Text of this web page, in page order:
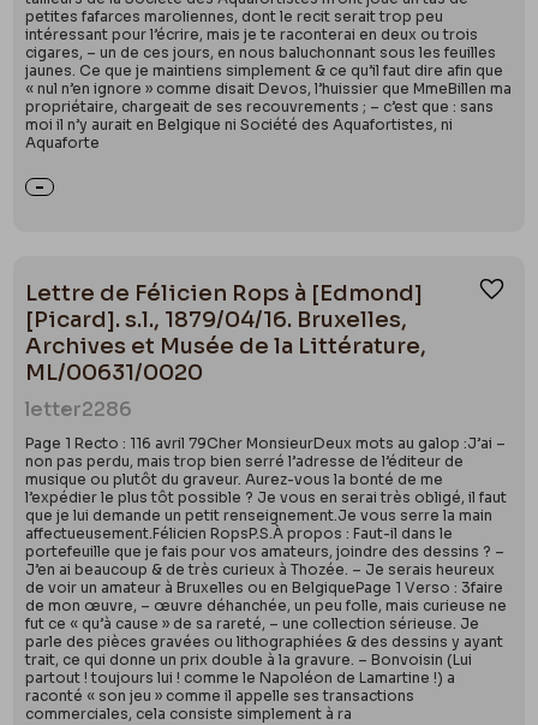
petites fafarces maroliennes, dont le recit serait trop peu
intéressant pour l’écrire, mais je te raconterai en deux ou trois
cigares, – un de ces jours, en nous baluchonnant sous les feuilles
jaunes. Ce que je maintiens simplement & ce qu’il faut dire afin que
« nul n’en ignore » comme disait Devos, l’huissier que MmeBillen ma
propriétaire, chargeait de ses recouvrements ; – c’est que : sans
moi il n’y aurait en Belgique ni Société des Aquafortistes, ni
Aquaforte
Lettre de Félicien Rops à [Edmond]
[Picard]. s.l., 1879/04/16. Bruxelles,
Archives et Musée de la Littérature,
ML/00631/0020
letter2286
Page 1 Recto : 116 avril 79Cher MonsieurDeux mots au galop :J’ai –
non pas perdu, mais trop bien serré l’adresse de l’éditeur de
musique ou plutôt du graveur. Aurez-vous la bonté de me
l’expédier le plus tôt possible ? Je vous en serai très obligé, il faut
que je lui demande un petit renseignement.Je vous serre la main
affectueusement.Félicien RopsP.S.À propos : Faut-il dans le
portefeuille que je fais pour vos amateurs, joindre des dessins ? –
J’en ai beaucoup & de très curieux à Thozée. – Je serais heureux
de voir un amateur à Bruxelles ou en BelgiquePage 1 Verso : 3faire
de mon œuvre, – œuvre déhanchée, un peu folle, mais curieuse ne
fut ce « qu’à cause » de sa rareté, – une collection sérieuse. Je
parle des pièces gravées ou lithographiées & des dessins y ayant
trait, ce qui donne un prix double à la gravure. – Bonvoisin (Lui
partout ! toujours lui ! comme le Napoléon de Lamartine !) a
raconté « son jeu » comme il appelle ses transactions
commerciales, cela consiste simplement à ra